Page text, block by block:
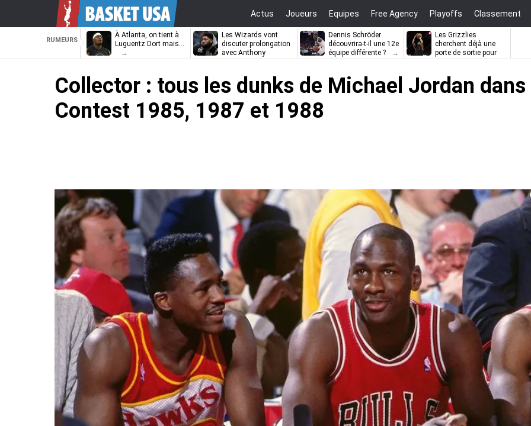
Actus Joueurs Equipes Free Agency Playoffs Classement
RUMEURS
À Atlanta, on tient à
Luguentz Dort mais…
Les Wizards vont
discuter prolongation
avec Anthony
Dennis Schröder
découvrira-t-il une 12e
équipe différente ?
Les Grizzlies
cherchent déjà une
porte de sortie pour
Collector : tous les dunks de Michael Jordan dans
Contest 1985, 1987 et 1988